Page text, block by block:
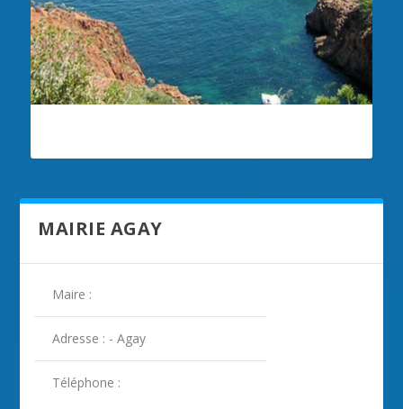
ILLUSTRATION AGAY ( 2 )
MAIRIE AGAY
Maire :
Adresse : - Agay
Téléphone :